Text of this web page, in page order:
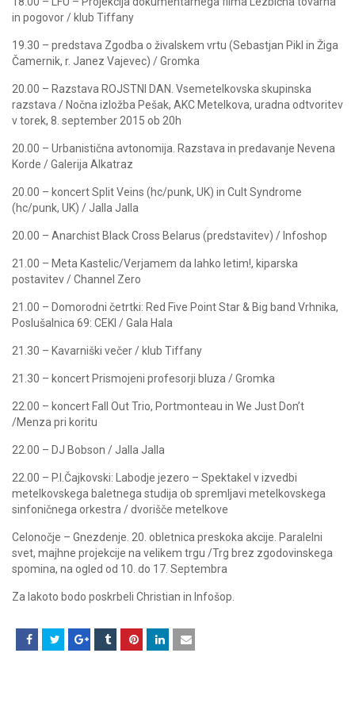
in pogovor / klub Tiffany
19.30 – predstava Zgodba o živalskem vrtu (Sebastjan Pikl in Žiga
Čamernik, r. Janez Vajevec) / Gromka
20.00 – Razstava ROJSTNI DAN. Vsemetelkovska skupinska
razstava / Nočna izložba Pešak, AKC Metelkova, uradna odtvoritev
v torek, 8. september 2015 ob 20h
20.00 – Urbanistična avtonomija. Razstava in predavanje Nevena
Korde / Galerija Alkatraz
20.00 – koncert Split Veins (hc/punk, UK) in Cult Syndrome
(hc/punk, UK) / Jalla Jalla
20.00 – Anarchist Black Cross Belarus (predstavitev) / Infoshop
21.00 – Meta Kastelic/Verjamem da lahko letim!, kiparska
postavitev / Channel Zero
21.00 – Domorodni četrtki: Red Five Point Star & Big band Vrhnika,
Poslušalnica 69: CEKI / Gala Hala
21.30 – Kavarniški večer / klub Tiffany
21.30 – koncert Prismojeni profesorji bluza / Gromka
22.00 – koncert Fall Out Trio, Portmonteau in We Just Don’t
/Menza pri koritu
22.00 – DJ Bobson / Jalla Jalla
22.00 – P.I.Čajkovski: Labodje jezero – Spektakel v izvedbi
metelkovskega baletnega studija ob spremljavi metelkovskega
sinfoničnega orkestra / dvorišče metelkove
Celonočje – Gnezdenje. 20. obletnica preskoka akcije. Paralelni
svet, majhne projekcije na velikem trgu /Trg brez zgodovinskega
spomina, na ogled od 10. do 17. Septembra
Za lakoto bodo poskrbeli Christian in Infošop.